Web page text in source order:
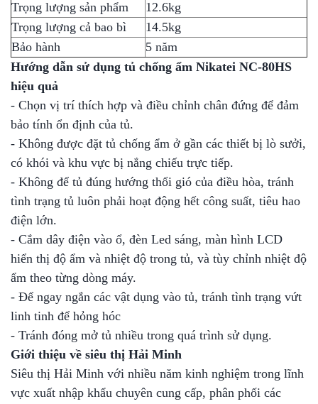
Trọng lượng sản phẩm
12.6kg
Trọng lượng cả bao bì
14.5kg
Bảo hành
5 năm
Hướng dẫn sử dụng tủ chống ẩm Nikatei NC-80HS
hiệu quả
- Chọn vị trí thích hợp và điều chỉnh chân đứng để đảm
bảo tính ổn định của tủ.
- Không được đặt tủ chống ẩm ở gần các thiết bị lò sưởi,
có khói và khu vực bị nắng chiếu trực tiếp.
- Không để tủ đúng hướng thổi gió của điều hòa, tránh
tình trạng tủ luôn phải hoạt động hết công suất, tiêu hao
điện lớn.
- Cắm dây điện vào ổ, đèn Led sáng, màn hình LCD
hiển thị độ ẩm và nhiệt độ trong tủ, và tùy chỉnh nhiệt độ
ẩm theo từng dòng máy.
- Để ngay ngắn các vật dụng vào tủ, tránh tình trạng vứt
linh tinh để hỏng hóc
- Tránh đóng mở tủ nhiều trong quá trình sử dụng.
Giới thiệu về siêu thị Hải Minh
Siêu thị Hải Minh với nhiều năm kinh nghiệm trong lĩnh
vực xuất nhập khẩu chuyên cung cấp, phân phối các